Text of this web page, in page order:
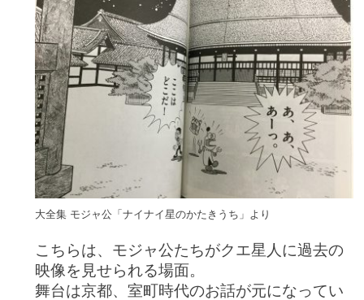
大全集 モジャ公「ナイナイ星のかたきうち」より
こちらは、モジャ公たちがクエ星人に過去の
映像を見せられる場面。
舞台は京都、室町時代のお話が元になってい